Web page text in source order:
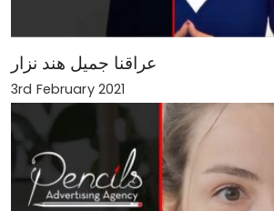
عراقنا جميل هند نزار
3rd February 2021